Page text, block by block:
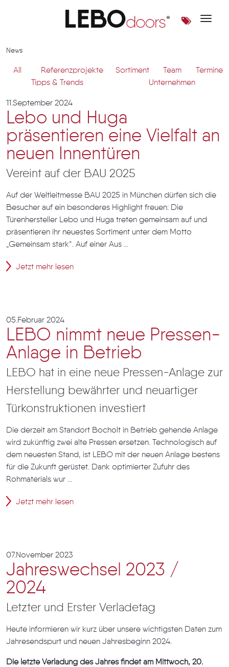
Toggle
News | LEBOdoors
News
All Referenzprojekte Sortiment Team
Termine
Tipps & Trends
Unternehmen
11.September 2024
Lebo und Huga
präsentieren eine Vielfalt an
neuen Innentüren
Vereint auf der BAU 2025
Auf der Weltleitmesse BAU 2025 in München dürfen sich die
Besucher auf ein besonderes Highlight freuen: Die
Türenhersteller Lebo und Huga treten gemeinsam auf und
präsentieren ihr neuestes Sortiment unter dem Motto
„Gemeinsam stark“. Auf einer Aus ...
Jetzt mehr lesen
05.Februar 2024
LEBO nimmt neue Pressen-
Anlage in Betrieb
LEBO hat in eine neue Pressen-Anlage zur
Herstellung bewährter und neuartiger
Türkonstruktionen investiert
Die derzeit am Standort Bocholt in Betrieb gehende Anlage
wird zukünftig zwei alte Pressen ersetzen. Technologisch auf
dem neuesten Stand, ist LEBO mit der neuen Anlage bestens
für die Zukunft gerüstet. Dank optimierter Zufuhr des
Rohmaterials wur ...
Jetzt mehr lesen
07.November 2023
Jahreswechsel 2023 /
2024
Letzter und Erster Verladetag
Heute informieren wir kurz über unsere wichtigsten Daten zum
Jahresendspurt und neuen Jahresbeginn 2024.
Die letzte Verladung des Jahres findet am Mittwoch, 20.